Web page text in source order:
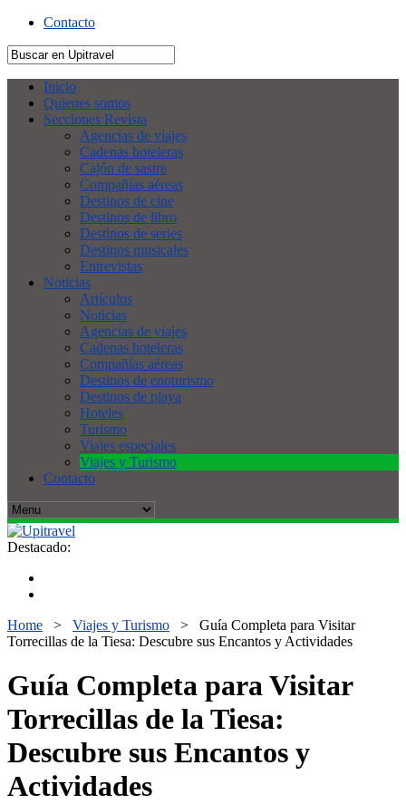
Contacto
Inicio
Quienes somos
Secciones Revista
Agencias de viajes
Cadenas hoteleras
Cajón de sastre
Compañías aéreas
Destinos de cine
Destinos de libro
Destinos de series
Destinos musicales
Entrevistas
Noticias
Artículos
Noticias
Agencias de viajes
Cadenas hoteleras
Compañías aéreas
Destinos de enoturismo
Destinos de playa
Hoteles
Turismo
Viajes especiales
Viajes y Turismo
Contacto
Destacado:
Home > Viajes y Turismo > Guía Completa para Visitar
Torrecillas de la Tiesa: Descubre sus Encantos y Actividades
Guía Completa para Visitar
Torrecillas de la Tiesa:
Descubre sus Encantos y
Actividades